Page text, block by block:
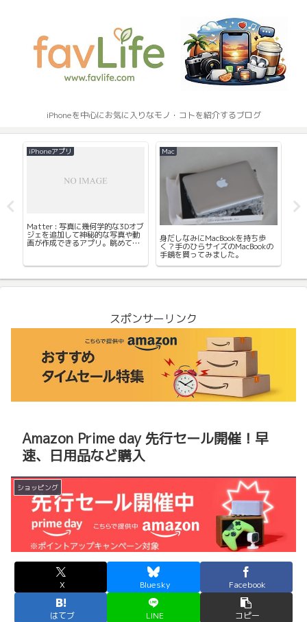
iPhoneを中心にお気に入りなモノ・コトを紹介するブログ
iPhoneアプリ
Matter : 写真に幾何学的な3Dオブ
ジェを追加して神秘的な写真や動
画が作成できるアプリ。眺めてい
Mac
身だしなみにMacBookを持ち歩
く？手のひらサイズのMacBookの
手鏡を買ってみました。
スポンサーリンク
Amazon Prime day 先行セール開催！早
速、日用品など購入
ショッピング
X Bluesky Facebook
はてブ LINE コピー